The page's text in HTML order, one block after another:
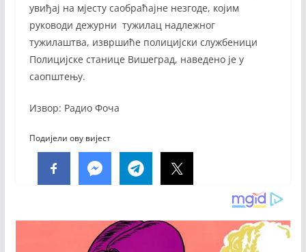
увиђај на мјесту саобраћајне незгоде, којим
руководи дежурни тужилац надлежног
тужилаштва, извршиће полицијски службеници
Полицијске станице Вишеград, наведено је у
саопштењу.
Извор: Радио Фоча
Подијели ову вијест